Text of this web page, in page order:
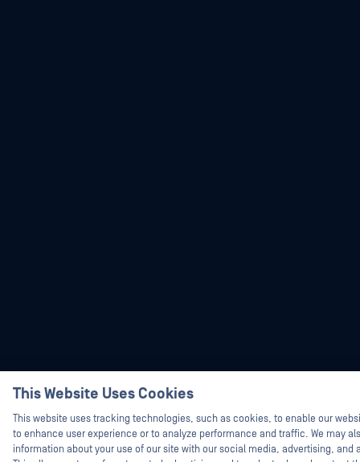
This Website Uses Cookies
This website uses tracking technologies, such as cookies, to enable our
to enhance user experience or to analyze performance and traffic. We may
information about your use of our site with our social media, advertising, and
today?